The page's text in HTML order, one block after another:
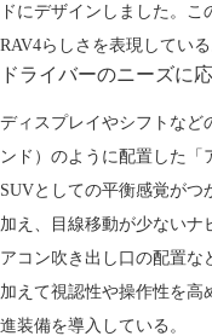
ドにデザインしました。
RAV4らしさを表現している
ドライバーのニーズに
ディスプレイやシフトなど
ンド）のように配置した「
SUVとしての平衡感覚がつ
加え、目線移動が少ないナ
アコン吹き出し口の配置な
加えて視認性や操作性を高
進装備を導入している。